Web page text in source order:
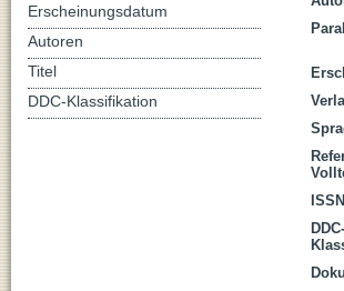
DDC-
Erscheinungsdatum
Autoren
Titel
DDC-Klassifikation